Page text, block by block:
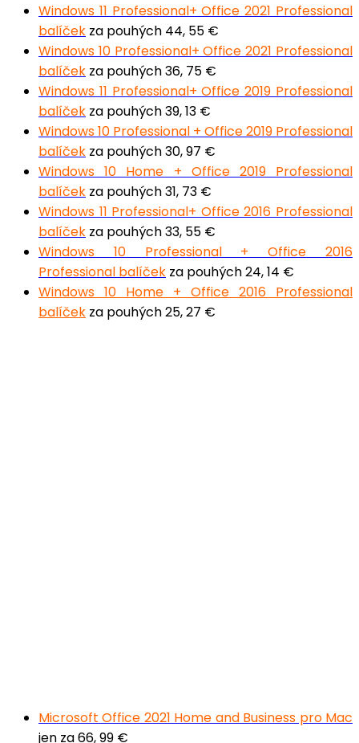
Windows 11 Professional+ Office 2021 Professional
balíček za pouhých 44, 55 €
Windows 10 Professional+ Office 2021 Professional
balíček za pouhých 36, 75 €
Windows 11 Professional+ Office 2019 Professional
balíček za pouhých 39, 13 €
Windows 10 Professional + Office 2019 Professional
balíček za pouhých 30, 97 €
Windows 10 Home + Office 2019 Professional
balíček za pouhých 31, 73 €
Windows 11 Professional+ Office 2016 Professional
balíček za pouhých 33, 55 €
Windows 10 Professional + Office 2016
Professional balíček za pouhých 24, 14 €
Windows 10 Home + Office 2016 Professional
balíček za pouhých 25, 27 €
Microsoft Office 2021 Home and Business pro Mac
jen za 66, 99 €